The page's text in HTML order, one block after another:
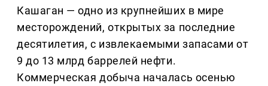
Кашаган — одно из крупнейших в мире
месторождений, открытых за последние
десятилетия, с извлекаемыми запасами от
9 до 13 млрд баррелей нефти.
Коммерческая добыча началась осенью